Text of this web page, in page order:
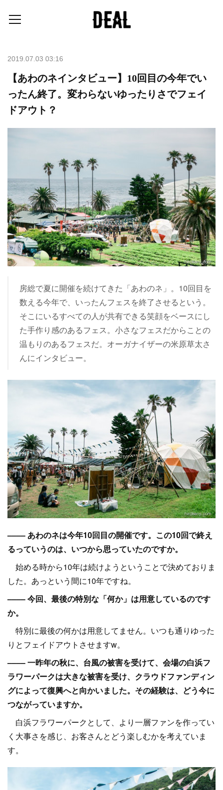
2019.07.03 03:16
【あわのネインタビュー】10回目の今年でい
ったん終了。変わらないゆったりさでフェイ
ドアウト？
房総で夏に開催を続けてきた「あわのネ」。10回目を
数える今年で、いったんフェスを終了させるという。
そこにいるすべての人が共有できる笑顔をベースにし
た手作り感のあるフェス。小さなフェスだからことの
温もりのあるフェスだ。オーガナイザーの米原草太さ
んにインタビュー。
–––– あわのネは今年10回目の開催です。この10回で終え
るっていうのは、いつから思っていたのですか。
始める時から10年は続けようということで決めておりま
した。あっという間に10年ですね。
–––– 今回、最後の特別な「何か」は用意しているのです
か。
特別に最後の何かは用意してません。いつも通りゆった
りとフェイドアウトさせますw。
–––– 一昨年の秋に、台風の被害を受けて、会場の白浜フ
ラワーパークは大きな被害を受け、クラウドファンディン
グによって復興へと向かいました。その経験は、どう今に
つながっていますか。
白浜フラワーパークとして、より一層ファンを作ってい
く大事さを感じ、お客さんとどう楽しむかを考えていま
す。